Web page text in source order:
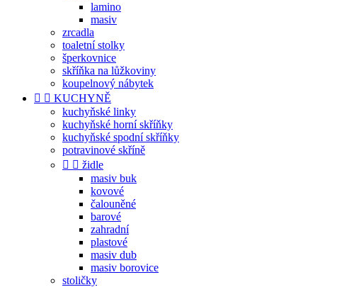
lamino
masiv
zrcadla
toaletní stolky
šperkovnice
skříňka na lůžkoviny
koupelnový nábytek
  KUCHYNĚ
kuchyňské linky
kuchyňské horní skříňky
kuchyňské spodní skříňky
potravinové skříně
  židle
masiv buk
kovové
čalouněné
barové
zahradní
plastové
masiv dub
masiv borovice
stoličky